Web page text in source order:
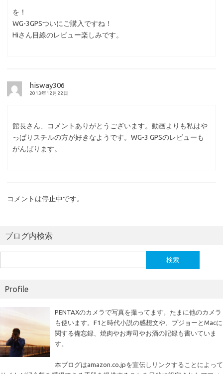
を！
WG-3GPSついにご購入ですね！
Hiさん目線のレビュー楽しみです。
hisway306
2013年12月22日
館長さん、コメントありがとうございます。動画よりも私はや
っぱりスチルの方が好きなようです。WG-3 GPSのレビューも
がんばります。
コメントは停止中です。
ブログ内検索
索:
Profile
PENTAXのカメラで写真を撮ってます。たまに他のカメラ
も使います。F1と時代小説の感想文や、プジョーとMacに
関する備忘録、焼肉やお寿司やお酒の記録も書いていま
す。
本ブログはamazon.co.jpを宣伝しリンクすることによって